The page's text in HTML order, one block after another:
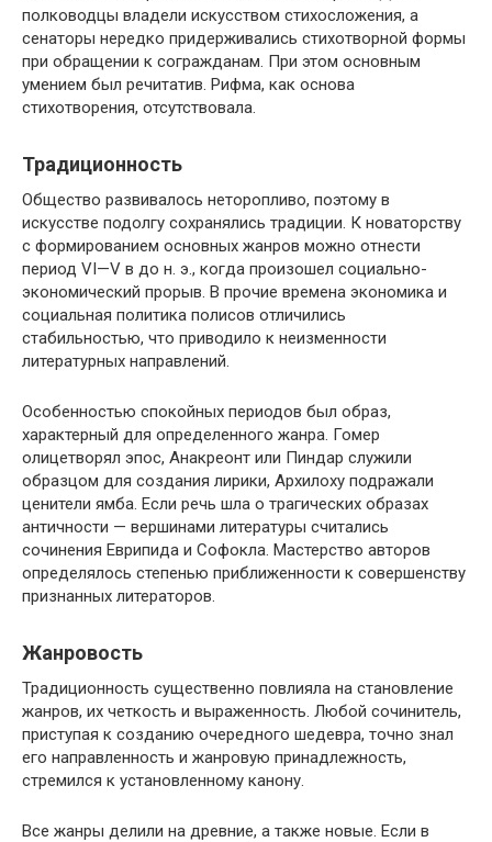
полководцы владели искусством стихосложения, а
сенаторы нередко придерживались стихотворной формы
при обращении к согражданам. При этом основным
умением был речитатив. Рифма, как основа
стихотворения, отсутствовала.
Традиционность
Общество развивалось неторопливо, поэтому в
искусстве подолгу сохранялись традиции. К новаторству
с формированием основных жанров можно отнести
период VI—V в до н. э., когда произошел социально-
экономический прорыв. В прочие времена экономика и
социальная политика полисов отличились
стабильностью, что приводило к неизменности
литературных направлений.
Особенностью спокойных периодов был образ,
характерный для определенного жанра. Гомер
олицетворял эпос, Анакреонт или Пиндар служили
образцом для создания лирики, Архилоху подражали
ценители ямба. Если речь шла о трагических образах
античности — вершинами литературы считались
сочинения Еврипида и Софокла. Мастерство авторов
определялось степенью приближенности к совершенству
признанных литераторов.
Жанровость
Традиционность существенно повлияла на становление
жанров, их четкость и выраженность. Любой сочинитель,
приступая к созданию очередного шедевра, точно знал
его направленность и жанровую принадлежность,
стремился к установленному канону.
Все жанры делили на древние, а также новые. Если в